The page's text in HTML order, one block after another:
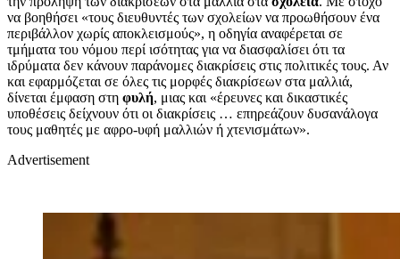
να βοηθήσει «τους διευθυντές των σχολείων να προωθήσουν ένα
περιβάλλον χωρίς αποκλεισμούς», η οδηγία αναφέρεται σε
τμήματα του νόμου περί ισότητας για να διασφαλίσει ότι τα
ιδρύματα δεν κάνουν παράνομες διακρίσεις στις πολιτικές τους. Αν
και εφαρμόζεται σε όλες τις μορφές διακρίσεων στα μαλλιά,
δίνεται έμφαση στη φυλή, μιας και «έρευνες και δικαστικές
υποθέσεις δείχνουν ότι οι διακρίσεις … επηρεάζουν δυσανάλογα
τους μαθητές με αφρο-υφή μαλλιών ή χτενισμάτων».
Advertisement